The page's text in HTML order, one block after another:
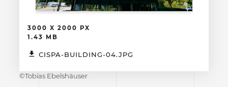
3000 X 2000 PX
1.43 MB
CISPA-BUILDING-04.JPG
©Tobias Ebelshäuser